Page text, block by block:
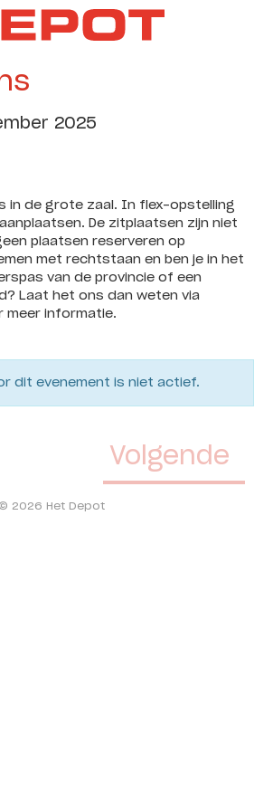
2025
in de grote zaal. In flex-opstelling
De zitplaatsen zijn niet
plaatsen reserveren op
met rechtstaan en ben je in het
van de provincie of een
Laat het ons dan weten via
meer informatie.
dit evenement is niet actief.
Volgende
© 2026 Het Depot